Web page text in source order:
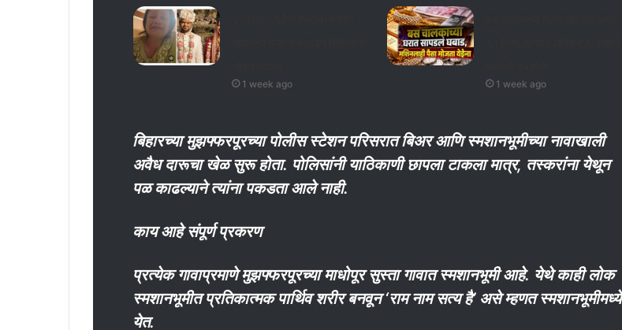
1 week ago 1 week ago
बिहारच्या मुझफ्फरपूरच्या पोलीस स्टेशन परिसरात बिअर आणि स्मशानभूमीच्या नावाखाली
अवैध दारूचा खेळ सुरू होता. पोलिसांनी याठिकाणी छापला टाकला मात्र, तस्करांना येथून
पळ काढल्याने त्यांना पकडता आले नाही.
काय आहे संपूर्ण प्रकरण
प्रत्येक गावाप्रमाणे मुझफ्फरपूरच्या माधोपूर सुस्ता गावात स्मशानभूमी आहे. येथे काही लोक
स्मशानभूमीत प्रतिकात्मक पार्थिव शरीर बनवून ‘राम नाम सत्य है’ असे म्हणत स्मशानभूमीमध्ये
येत.